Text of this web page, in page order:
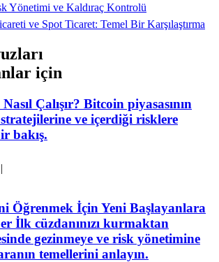
Yönetimi ve Kaldıraç Kontrolü
ve Spot Ticaret: Temel Bir Karşılaştırma
için
Çalışır? Bitcoin piyasasının
ve içerdiği risklere
bakış.
|
Öğrenmek İçin Yeni Başlayanlara
İlk cüzdanınızı kurmaktan
gezinmeye ve risk yönetimine
temellerini anlayın.